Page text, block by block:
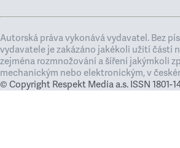
Autorská práva vykonává vydavatel. Bez
vydavatele je zakázáno jakékoli užití částí
zejména rozmnožování a šíření jakýmkoli
mechanickým nebo elektronickým, v
© Copyright Respekt Media a.s. ISSN 1801-